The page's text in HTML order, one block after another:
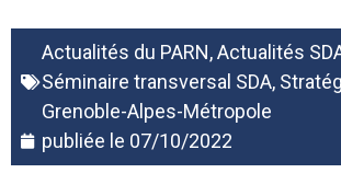
Actualités du PARN,Actualités
Séminaire transversal SDA,
Grenoble-Alpes-Métropole
publiée le 07/10/2022